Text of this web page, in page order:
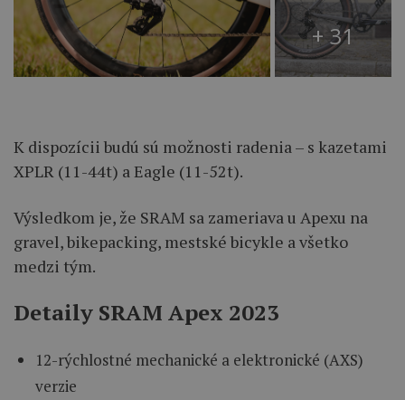
+ 31
K dispozícii budú sú možnosti radenia – s kazetami
XPLR (11-44t) a Eagle (11-52t).
Výsledkom je, že SRAM sa zameriava u Apexu na
gravel, bikepacking, mestské bicykle a všetko
medzi tým.
Detaily SRAM Apex 2023
12-rýchlostné mechanické a elektronické (AXS)
verzie